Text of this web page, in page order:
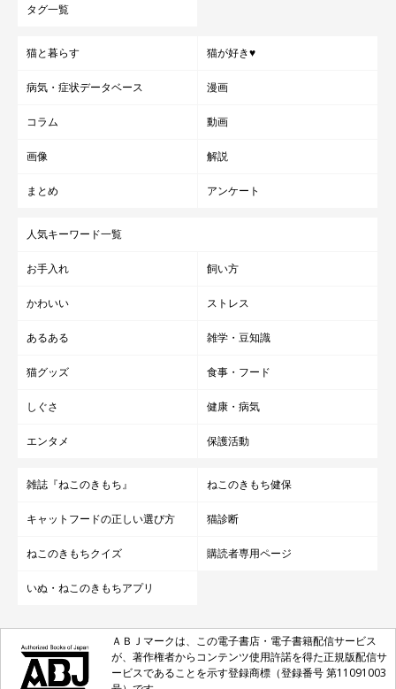
タグ一覧
猫と暮らす 猫が好き♥
病気・症状データベース 漫画
コラム 動画
画像 解説
まとめ アンケート
人気キーワード一覧
お手入れ 飼い方
かわいい ストレス
あるある 雑学・豆知識
猫グッズ 食事・フード
しぐさ 健康・病気
エンタメ 保護活動
雑誌『ねこのきもち』 ねこのきもち健保
キャットフードの正しい選び方 猫診断
ねこのきもちクイズ 購読者専用ページ
いぬ・ねこのきもちアプリ
ＡＢＪマークは、この電子書店・電子書籍配信サービス
が、著作権者からコンテンツ使用許諾を得た正規版配信サ
ービスであることを示す登録商標（登録番号 第11091003